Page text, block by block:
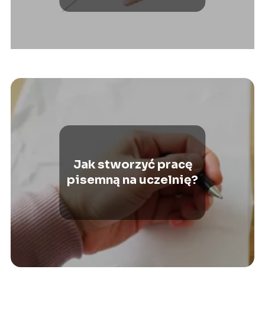
Jak stworzyć pracę
pisemną na uczelnię?